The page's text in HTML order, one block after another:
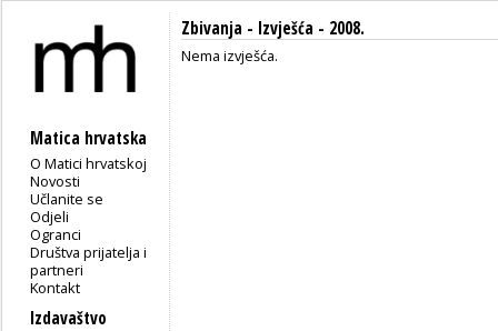
Matica hrvatska
O Matici hrvatskoj
Novosti
Učlanite se
Odjeli
Ogranci
Društva prijatelja i
partneri
Kontakt
Izdavaštvo
Zbivanja - Izvješća - 2008.
Nema izvješća.